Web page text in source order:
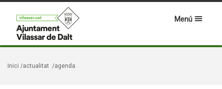
Menú
Inici /actualitat /agenda